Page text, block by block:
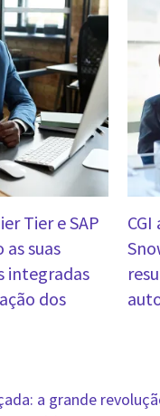
Tier e SAP
suas
integradas
dos
a grande